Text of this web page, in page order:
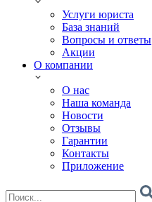
Услуги юриста
База знаний
Вопросы и ответы
Акции
О компании
О нас
Наша команда
Новости
Отзывы
Гарантии
Контакты
Приложение